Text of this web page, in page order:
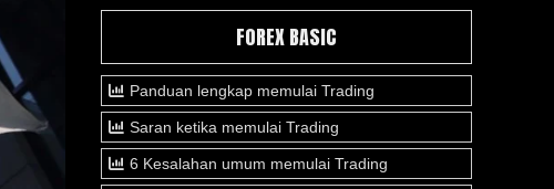
FOREX BASIC
Panduan lengkap memulai Trading
Saran ketika memulai Trading
6 Kesalahan umum memulai Trading